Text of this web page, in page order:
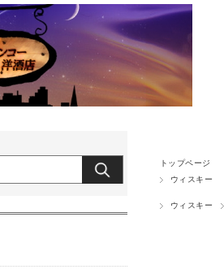
トップページ
ウィスキー
ウィスキー